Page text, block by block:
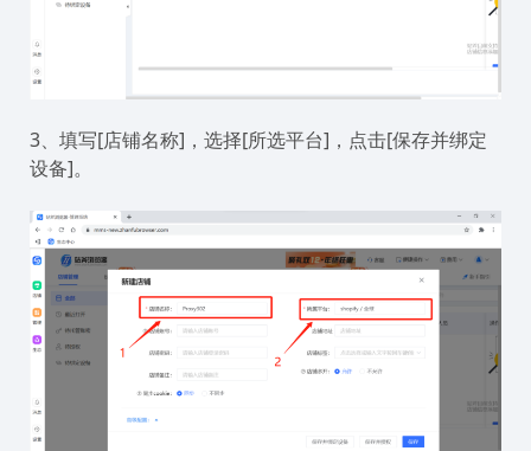
3、填写[店铺名称]，选择[所选平台]，点击[保存并绑定
设备]。